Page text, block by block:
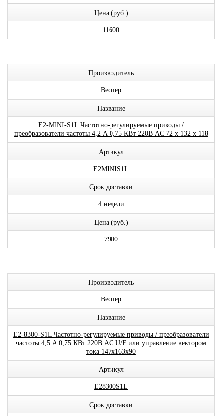
Цена (руб.)
11600
Производитель
Веспер
Название
E2-MINI-S1L Частотно-регулируемые приводы /
преобразователи частоты 4,2 А 0,75 КВт 220В AC 72 х 132 х 118
Артикул
E2MINIS1L
Срок доставки
4 недели
Цена (руб.)
7900
Производитель
Веспер
Название
E2-8300-S1L Частотно-регулируемые приводы / преобразователи
частоты 4,5 А 0,75 КВт 220В AC U/F или управление вектором
тока 147x163x90
Артикул
E28300S1L
Срок доставки